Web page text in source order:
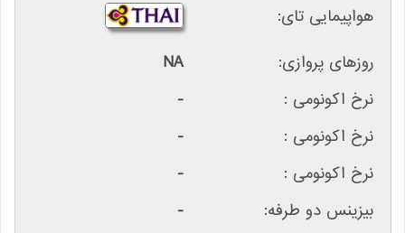
NA
-
-
-
-